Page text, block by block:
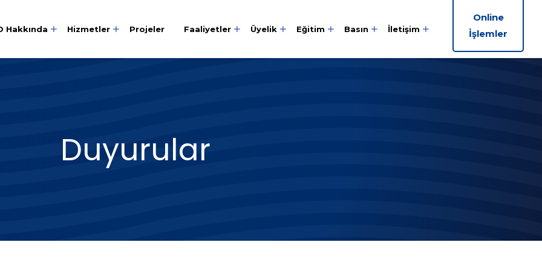
Hakkında Hizmetler Projeler Faaliyetler Üyelik Eğitim Basın İletişim
Online
İşlemler
Duyurular